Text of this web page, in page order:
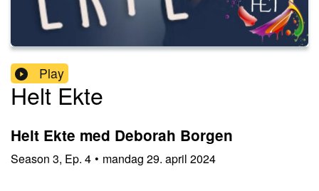
Play
Helt Ekte
Helt Ekte med Deborah Borgen
Season 3, Ep. 4 • mandag 29. april 2024